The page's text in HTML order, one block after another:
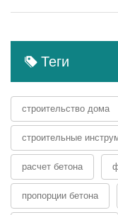
Теги
строительство дома
строительные
расчет бетона
пропорции бетона